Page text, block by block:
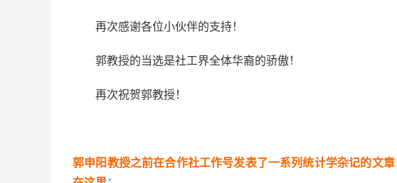
再次感谢各位小伙伴的支持！
郭教授的当选是社工界全体华裔的骄傲！
再次祝贺郭教授！
郭申阳教授之前在合作社工作号发表了一系列统计学杂记的文